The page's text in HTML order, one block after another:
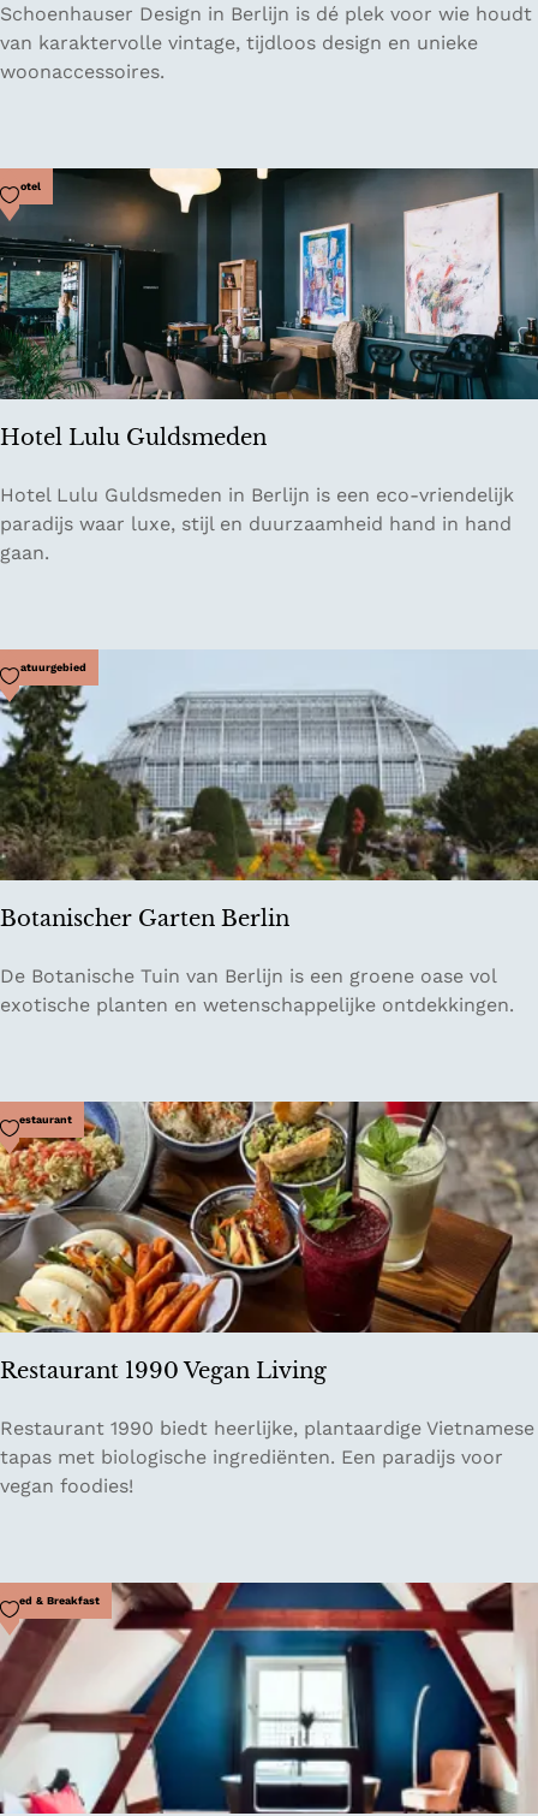
w
i
n
l
T
h
e
G
r
e
e
n
s
V
i
n
e
w
i
n
k
e
l
S
h
e
n
h
s
e
r
D
e
s
i
g
n
Schoenhauser Design in Berlijn is dé plek voor wie houdt
van karaktervolle vintage, tijdloos design en unieke
woonaccessoires.
Hotel Lulu Guldsmeden
H
o
t
u
l
u
G
u
l
d
s
e
e
n
Hotel
Voeg toe als favoriet
Hotel Lulu Guldsmeden in Berlijn is een eco-vriendelijk
paradijs waar luxe, stijl en duurzaamheid hand in hand
gaan.
Botanischer Garten Berlin
B
o
i
s
c
h
e
r
a
t
n
B
e
i
n
Natuurgebied
Voeg toe als favoriet
De Botanische Tuin van Berlijn is een groene oase vol
exotische planten en wetenschappelijke ontdekkingen.
Restaurant 1990 Vegan Living
R
e
s
r
a
n
1
9
0
Restaurant
Voeg toe als favoriet
Restaurant 1990 biedt heerlijke, plantaardige Vietnamese
tapas met biologische ingrediënten. Een paradijs voor
vegan foodies!
Bed & Breakfast
Voeg toe als favoriet